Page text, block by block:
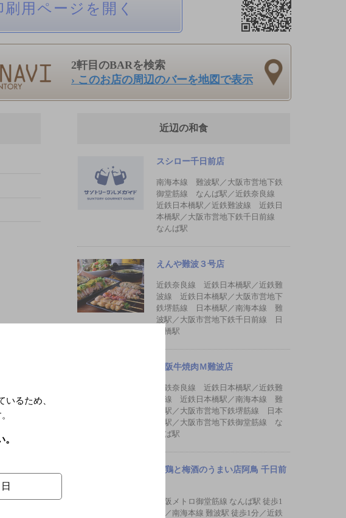
刷用ページを開く
2軒目のBARを検索
› このお店の周辺のバーを地図で表示
近辺の和食
スシロー千日前店
南海本線 難波駅／大阪市営地下鉄
御堂筋線 なんば駅／近鉄奈良線
近鉄日本橋駅／近鉄難波線 近鉄日
本橋駅／大阪市営地下鉄千日前線
なんば駅
えんや難波３号店
近鉄奈良線 近鉄日本橋駅／近鉄難
波線 近鉄日本橋駅／大阪市営地下
鉄堺筋線 日本橋駅／南海本線 難
波駅／大阪市営地下鉄千日前線 日
本橋駅
松阪牛焼肉Ｍ難波店
近鉄奈良線 近鉄日本橋駅／近鉄難
波線 近鉄日本橋駅／南海本線 難
波駅／大阪市営地下鉄堺筋線 日本
橋駅／大阪市営地下鉄御堂筋線 な
んば駅
地鶏と梅酒のうまい店阿鳥 千日前
大阪メトロ御堂筋線 なんば駅 徒歩1
分／南海本線 難波駅 徒歩1分／近鉄
るため、
日